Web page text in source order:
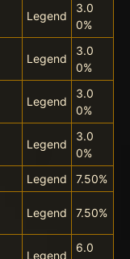
Legend
3.0
0%
Legend
3.0
0%
Legend
3.0
0%
Legend
3.0
0%
Legend
7.50%
Legend 7.50%
Legend
6.0